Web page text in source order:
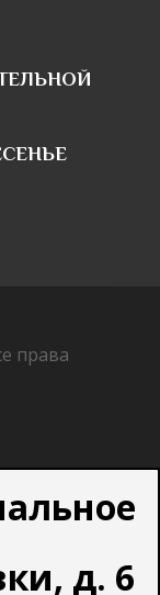
права
д. 6